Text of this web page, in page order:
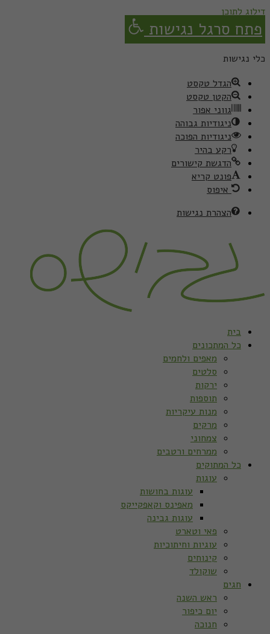
דילוג לתוכן
פתח סרגל נגישות
כלי נגישות
הגדל טקסט
הקטן טקסט
גווני אפור
ניגודיות גבוהה
ניגודיות הפוכה
רקע בהיר
הדגשת קישורים
פונט קריא
איפוס
הצהרת נגישות
בית
כל המתכונים
מאפים ולחמים
סלטים
ירקות
תוספות
מנות עיקריות
מרקים
צמחוני
ממרחים ורטבים
כל המתוקים
עוגות
עוגות בחושות
מאפינס וקאפקייקס
עוגות גבינה
פאי וטארט
עוגיות וחיתוכיות
קינוחים
שוקולד
חגים
ראש השנה
יום כיפור
חנוכה